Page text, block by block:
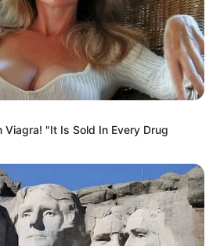
Viagra! "It Is Sold In Every Drug